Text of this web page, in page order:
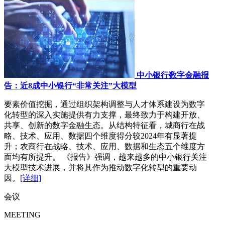
中小银行数字金融报
告：近8成中小银行“非常关注”大模型
要素价值挖掘，通过组织架构调整与人才体系建设为数字
化转型的深入实施提供有力支撑，最终致力于构建开放、
共享、创新的数字金融生态。从结构特征看，城商行在战
略、技术、应用、数据四个维度得分较2024年有显著提
升；农商行在战略、技术、应用、数据和生态五个维度方
面均有所提升。 《报告》强调，越来越多的中小银行关注
大模型技术进展，并将其作为推动数字化转型的重要动
因。 [详细]
会议
MEETING